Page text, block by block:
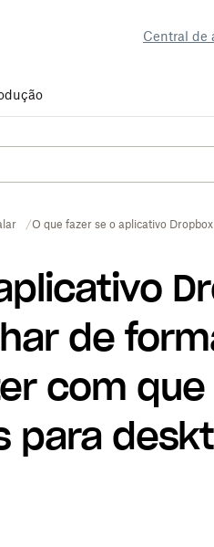
Central de
O que fazer se o aplicativo
de
com que
para